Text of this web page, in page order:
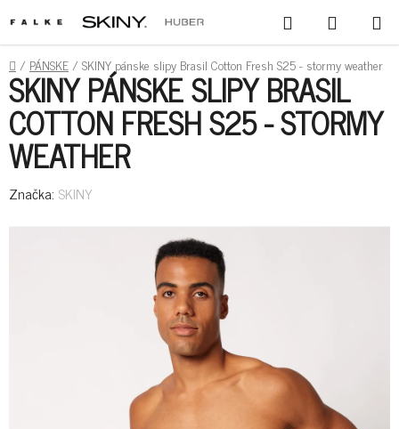
NA
OBSAH
HĽADAŤ
KOŠÍK
DOMOV
/ PÁNSKE/ SKINY pánske slipy Brasil Cotton Fresh S25 - stormy weather
SKINY PÁNSKE SLIPY BRASIL
COTTON FRESH S25 - STORMY
WEATHER
Značka: SKINY